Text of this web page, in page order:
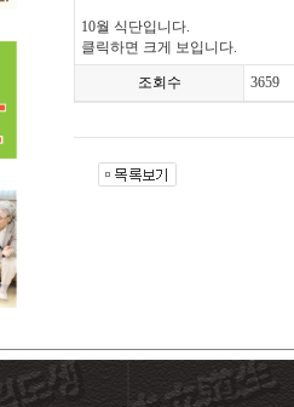
10월 식단입니다.
클릭하면 크게 보입니다.
조회수 3659